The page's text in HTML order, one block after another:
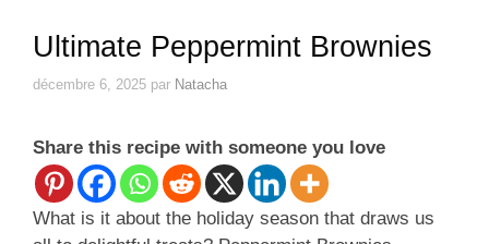
Ultimate Peppermint Brownies
décembre 6, 2025 par Natacha
Share this recipe with someone you love
What is it about the holiday season that draws us